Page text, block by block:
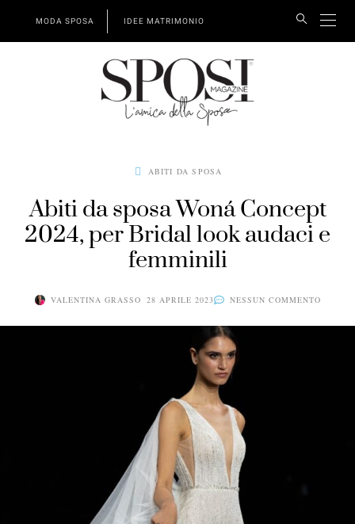
MODA SPOSA IDEE MATRIMONIO
ABITI DA SPOSA
Abiti da sposa Woná Concept
2024, per Bridal look audaci e
femminili
VALENTINA GRASSO 28 APRILE 2023 NESSUN COMMENTO